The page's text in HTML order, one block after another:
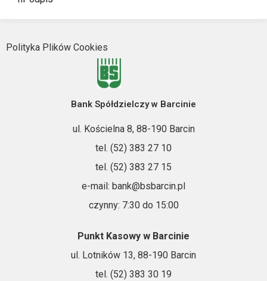
Polityka Plików Cookies
Bank Spółdzielczy w Barcinie
ul. Kościelna 8, 88-190 Barcin
tel. (52) 383 27 10
tel. (52) 383 27 15
e-mail: bank@bsbarcin.pl
czynny: 7:30 do 15:00
Punkt Kasowy w Barcinie
ul. Lotników 13, 88-190 Barcin
tel. (52) 383 30 19